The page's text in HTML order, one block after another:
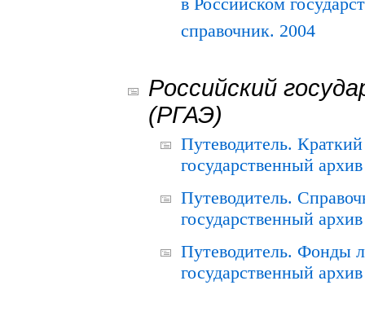
в Российском
справочник. 2004
Российский
(РГАЭ)
Путеводитель.
государственный
Путеводитель.
государственный
Путеводитель. Фонды
государственный